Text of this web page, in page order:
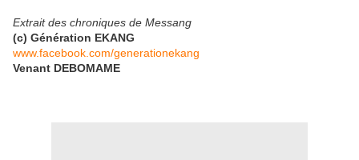
Extrait des chroniques de Messang
(c) Génération EKANG
www.facebook.com/generationekang
Venant DEBOMAME